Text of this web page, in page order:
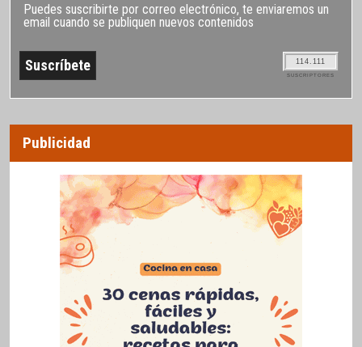
Puedes suscribirte por correo electrónico, te enviaremos un
email cuando se publiquen nuevos contenidos
114.111
SUSCRIPTORES
Publicidad